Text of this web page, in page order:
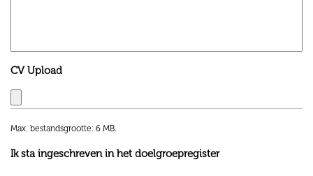
CV Upload
Max. bestandsgrootte: 6 MB.
Ik sta ingeschreven in het doelgroepregister